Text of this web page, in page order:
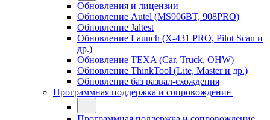
Обновления и лицензии
Обновление Autel (MS906BT, 908PRO)
Обновление Jaltest
Обновление Launch (X-431 PRO, Pilot Scan и
др.)
Обновление TEXA (Car, Truck, OHW)
Обновление ThinkTool (Lite, Master и др.)
Обновление баз развал-схождения
Программная поддержка и сопровождение